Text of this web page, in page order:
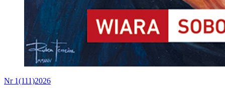
Nr 1(111)2026